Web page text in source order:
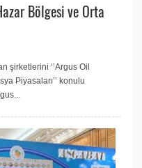
Bölgesi ve Orta
şirketlerini ‘’Argus Oil
Piyasaları’’ konulu